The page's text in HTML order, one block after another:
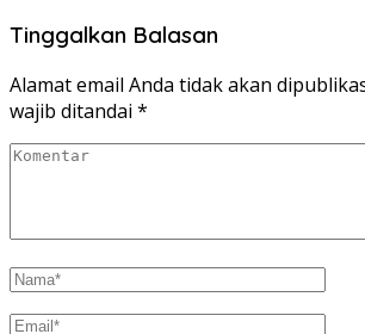
Tinggalkan Balasan
Alamat email Anda tidak akan
wajib ditandai *